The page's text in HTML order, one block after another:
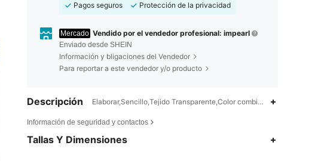
Pagos seguros
Protección de la privacidad
Mercado Vendido por el vendedor profesional: impearl
Enviado desde SHEIN
Información y bligaciones del Vendedor
Para reportar a este vendedor y/o producto
Descripción Elaborar,Sencillo,Tejido Transparente,Color combinado
Información de seguridad y contactos
Tallas Y Dimensiones
4,72